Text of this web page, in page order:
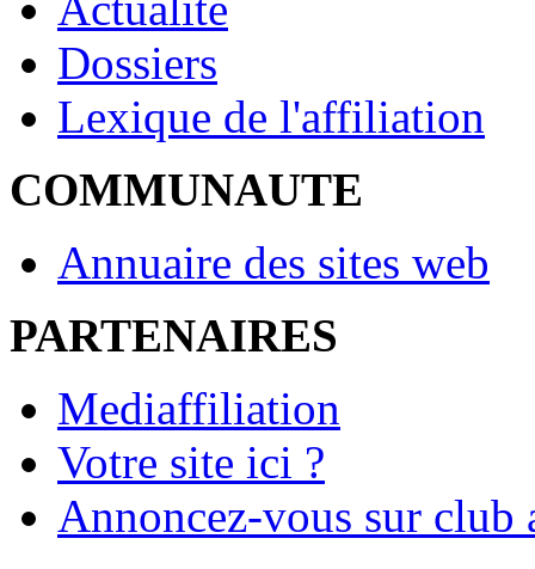
Dossiers
Lexique de l'affiliation
COMMUNAUTE
Annuaire des sites web
PARTENAIRES
Mediaffiliation
Votre site ici ?
Annoncez-vous sur